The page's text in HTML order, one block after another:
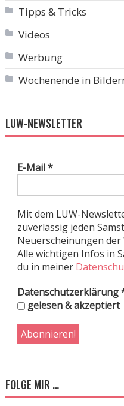
Tipps & Tricks
Videos
Werbung
Wochenende in
LUW-NEWSLETTER
E-Mail*
Mit dem LUW-
zuverlässig jeden
Neuerscheinungen der
Alle wichtigen Infos in
du in meiner
Datenschutzerklärung
gelesen & akzeptiert
FOLGE MIR …